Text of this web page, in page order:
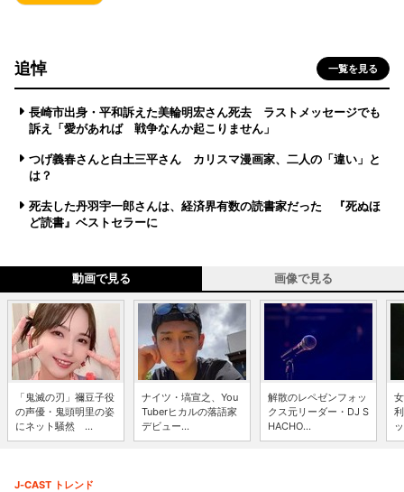
追悼 一覧を見る
長崎市出身・平和訴えた美輪明宏さん死去 ラストメッセージでも
訴え「愛があれば 戦争なんか起こりません」
つげ義春さんと白土三平さん カリスマ漫画家、二人の「違い」と
は？
死去した丹羽宇一郎さんは、経済界有数の読書家だった 『死ぬほ
ど読書』ベストセラーに
動画で見る 画像で見る
「鬼滅の刃」禰豆子役
の声優・鬼頭明里の姿
にネット騒然 ...
ナイツ・塙宣之、You
Tuberヒカルの落語家
デビュー...
解散のレペゼンフォッ
クス元リーダー・DJ S
HACHO...
J-CAST トレンド